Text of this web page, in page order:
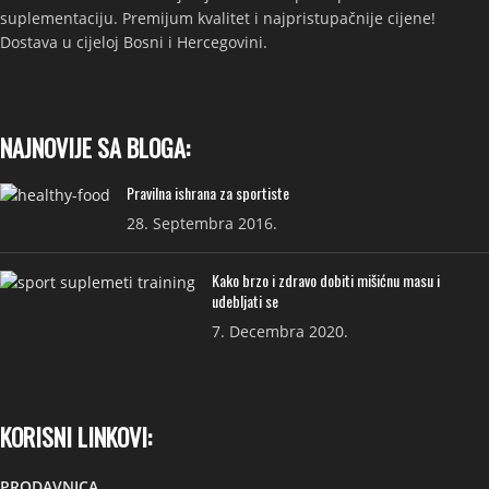
suplementaciju. Premijum kvalitet i najpristupačnije cijene!
Dostava u cijeloj Bosni i Hercegovini.
NAJNOVIJE SA BLOGA:
Pravilna ishrana za sportiste
28. Septembra 2016.
Kako brzo i zdravo dobiti mišićnu masu i
udebljati se
7. Decembra 2020.
KORISNI LINKOVI: